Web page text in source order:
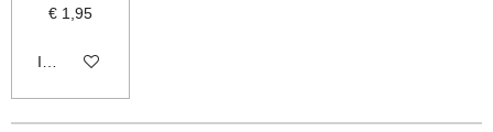
€ 1,95
In winkelwagen